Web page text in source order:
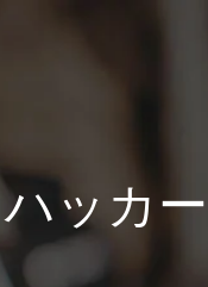
ハッカー